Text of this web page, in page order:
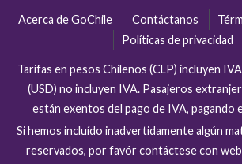
Acerca de GoChile Contáctanos
Políticas de privacidad
Tarifas en pesos Chilenos (CLP) incluyen
(USD) no incluyen IVA. Pasajeros
están exentos del pago de IVA, pagando
Si hemos incluído inadvertidamente algún
reservados, por favór contáctese con